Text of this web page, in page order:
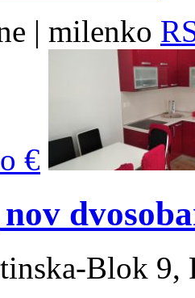
| milenko
€
Blok 9,